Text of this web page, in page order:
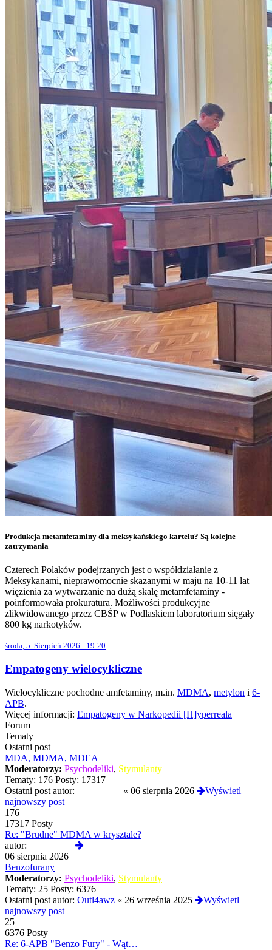
Produkcja metamfetaminy dla meksykańskiego kartelu? Są kolejne
zatrzymania
Czterech Polaków podejrzanych jest o współdziałanie z
Meksykanami, nieprawomocnie skazanymi w maju na 10-11 lat
więzienia za wytwarzanie na dużą skalę metamfetaminy -
poinformowała prokuratura. Możliwości produkcyjne
zlikwidowanego przez CBŚP w Podlaskiem laboratorium sięgały
800 kg narkotyków.
środa, 5. Sierpień 2026 - 19:20
Empatogeny wielocykliczne
Wielocykliczne pochodne amfetaminy, m.in. MDMA, metylon i 6-
APB.
Więcej informacji: Empatogeny w Narkopedii [H]yperreala
Forum
Tematy
Ostatni post
MDA, MDMA, MDEA
Moderatorzy: Psychodeliki, Stymulanty
Tematy: 176 Posty: 17317
Ostatni post autor:
« 06 sierpnia 2026
Wyświetl
najnowszy post
176
17317 Posty
Re: "Brudne" MDMA w krysztale?
autor:
06 sierpnia 2026
Benzofurany
Moderatorzy: Psychodeliki, Stymulanty
Tematy: 25 Posty: 6376
Ostatni post autor: Outl4awz « 26 września 2025
Wyświetl
najnowszy post
25
6376 Posty
Re: 6-APB "Benzo Fury" - Wąt…